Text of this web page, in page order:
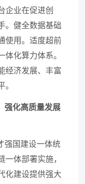
企业在促进创
。健全数据基础
使用。适度超前
体化算力体系。
经济发展、丰富
。
强化高质量发展
强国建设一体统
一体部署实施，
化建设提供强大